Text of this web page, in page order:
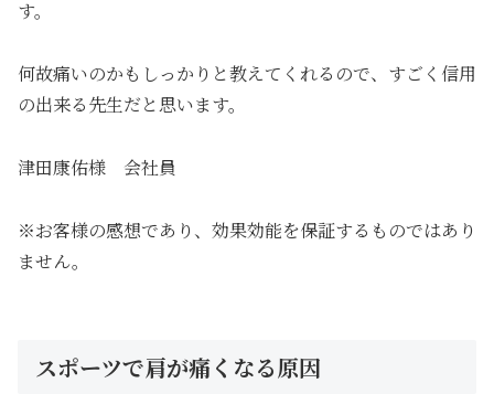
す。
何故痛いのかもしっかりと教えてくれるので、すごく信用
の出来る先生だと思います。
津田康佑様 会社員
※お客様の感想であり、効果効能を保証するものではあり
ません。
スポーツで肩が痛くなる原因